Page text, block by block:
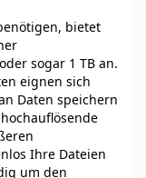
bietet
sogar 1 TB an.
eignen sich
Daten speichern
Ihre Dateien
um den